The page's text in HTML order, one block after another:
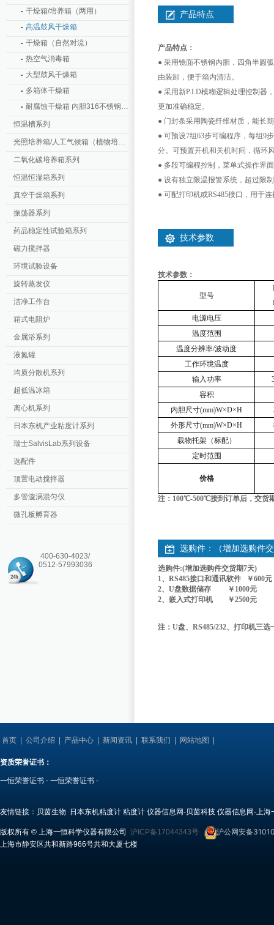
干燥箱/培养箱（两用）
高温鼓风干燥箱
干燥箱（自然对流）
热空气消毒箱
大型鼓风干燥箱
多箱体干燥箱
耐腐蚀干燥箱 内胆316不锈钢 不锈钢外壳
恒温槽系列
光照培养箱/人工气候箱（植物培养箱）
二氧化碳培养箱系列
恒温恒湿箱系列
真空干燥箱系列
振荡器系列
药品稳定性试验箱系列
磁力搅拌器
环境试验设备
旋转蒸发仪
洁净工作台
箱式电阻炉
金属浴系列
液氮罐
均质分散机系列
超低温冰箱
离心机系列
日本东机产业粘度计系列
瑞士SalvisLab系列设备
选配件
顶置电动搅拌器
多管漩涡混匀仪
微孔板孵育器
400-630-4023/
0512-57993036
产品特点
产品特点：
● 采用镜面不锈钢内胆，四角半圆
由装卸，便于箱内清洁。
● 采用新P.I.D模糊逻辑处理控制器
更加准确稳定。
● 门封条采用陶瓷纤维材质，能长
● 可预设7组63步可编程序，每组9
分。可预置开机和关机时间，循环
● 多段可编程控制，菜单式操作界
● 设有独立限温报警系统，超过限
● 可配打印机或RS485接口，用于
技术参数
技术参数：
型号
电源电压
温度范围
温度分辨率/波动度
工作环境温度
输入功率
容积
内胆尺寸(mm)W×D×H
外形尺寸(mm)W×D×H
载物托架（标配）
定时范围
价格
注： 100℃-500℃接到订单后，交货
选购件：（增加选购件
选购件:(增加选购件交货期7天)
1、RS485接口和通讯软件 ￥600元
2、U盘数据储存 ￥1000元
2、嵌入式打印机 ￥2500元
注：U盘、RS485/232、打印机三选
首页 公司介绍 产品中心 新闻资讯 联系我们 网站地图
资质荣誉证书：
一恒荣誉证书 - 一恒荣誉证书 -
友情链接： 贝茵生物 日本东机粘度计 粘度计 仪器信息网-贝茵科技 仪器信息网-上海
版权所有 © 上海一恒科学仪器有限公司 沪ICP备17044343号 沪公网安备
上海市静安区共和新路966号共和大厦七楼